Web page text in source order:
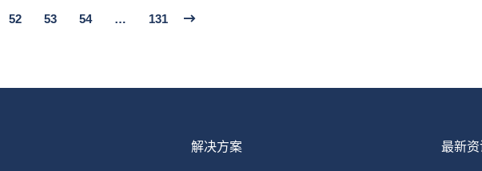
52 53 54 … 131
解决方案 最新